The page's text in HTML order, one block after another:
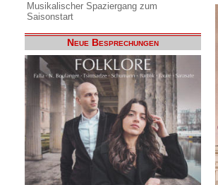
Musikalischer Spaziergang zum
Saisonstart
Neue Besprechungen